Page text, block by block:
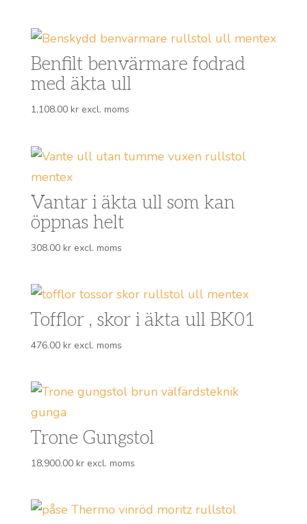
Benfilt benvärmare fodrad
med äkta ull
1,108.00 krexcl. moms
Vantar i äkta ull som kan
öppnas helt
308.00 krexcl. moms
Tofflor , skor i äkta ull BK01
476.00 krexcl. moms
Trone Gungstol
18,900.00 krexcl. moms